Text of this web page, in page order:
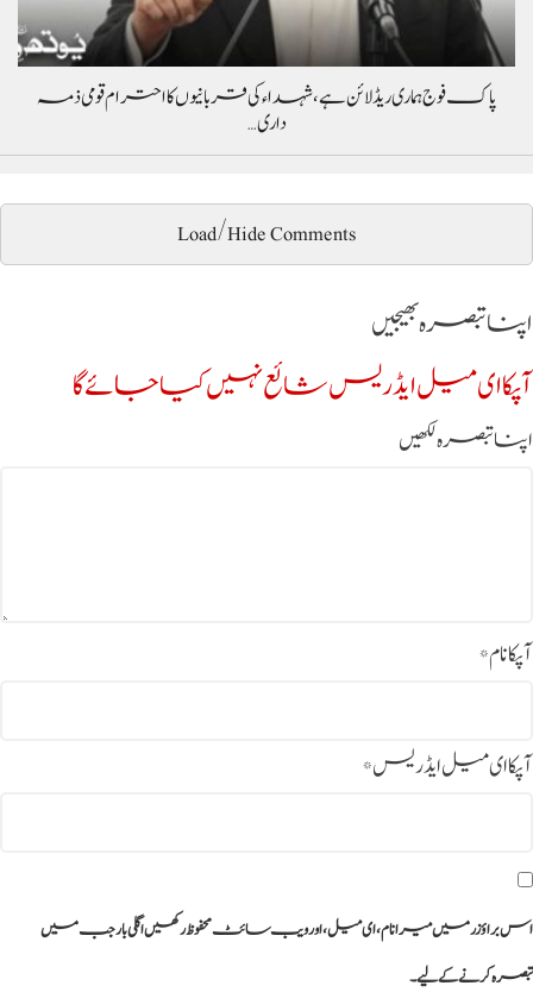
پاک فوج ہماری ریڈ لائن ہے، شہداء کی قربانیوں کا احترام قومی ذمہ
داری…
Load/Hide Comments
اپنا تبصرہ بھیجیں
آپکا ای میل ایڈریس شائع نہیں کیا جائے گا
اپنا تبصرہ لکھیں
آپکا نام*
آپکا ای میل ایڈریس*
اس براؤزر میں میرا نام، ای میل، اور ویب سائٹ محفوظ رکھیں اگلی بار جب میں
تبصرہ کرنے کےلیے۔